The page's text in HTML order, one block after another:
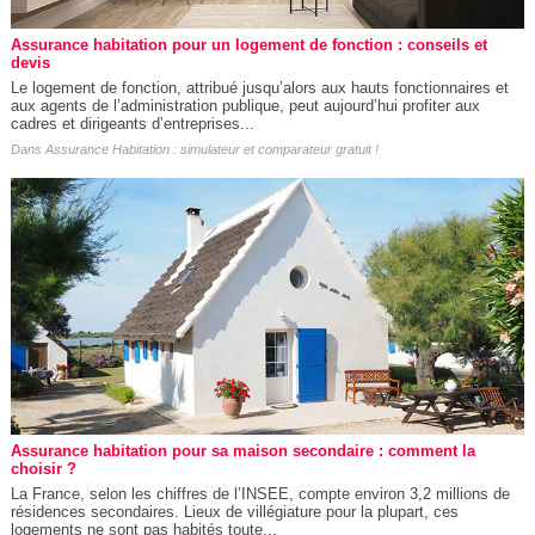
Assurance habitation pour un logement de fonction : conseils et
devis
Le logement de fonction, attribué jusqu’alors aux hauts fonctionnaires et
aux agents de l’administration publique, peut aujourd’hui profiter aux
cadres et dirigeants d’entreprises...
Dans Assurance Habitation : simulateur et comparateur gratuit !
Assurance habitation pour sa maison secondaire : comment la
choisir ?
La France, selon les chiffres de l’INSEE, compte environ 3,2 millions de
résidences secondaires. Lieux de villégiature pour la plupart, ces
logements ne sont pas habités toute...